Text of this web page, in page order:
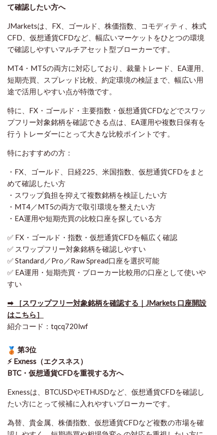
て確認したい方へ
JMarketsは、FX、ゴールド、株価指数、コモディティ、株式
CFD、仮想通貨CFDなど、幅広いマーケットをひとつの環境
で確認しやすいマルチアセット型ブローカーです。
MT4・MT5の両方に対応しており、裁量トレード、EA運用、
短期売買、スプレッド比較、約定環境の検証まで、幅広い用
途で活用しやすい点が特徴です。
特に、FX・ゴールド・主要指数・仮想通貨CFDなどでスワッ
プフリー対象銘柄を確認できる点は、EA運用や複数日保有を
行うトレーダーにとって大きな比較ポイントです。
特におすすめの方：
・FX、ゴールド、日経225、米国指数、仮想通貨CFDをまと
めて確認したい方
・スワップ負担を抑えて複数銘柄を検証したい方
・MT4／MT5の両方で取引環境を整えたい方
・EA運用や短期売買の比較口座を探している方
✅ FX・ゴールド・指数・仮想通貨CFDを幅広く確認
✅ スワップフリー対象銘柄を確認しやすい
✅ Standard／Pro／Raw Spread口座を選択可能
✅ EA運用・短期売買・ブローカー比較用の口座として使いや
すい
➡ ［スワップフリー対象銘柄を確認する｜JMarkets 口座開設
はこちら］
紹介コード：tqcq720lwf
第3位
⚡ Exness（エクスネス）
BTC・仮想通貨CFDを重視する方へ
Exnessは、BTCUSDやETHUSDなど、仮想通貨CFDを確認し
たい方にとって候補に入れやすいブローカーです。
為替、貴金属、株価指数、仮想通貨CFDなど複数の市場を確